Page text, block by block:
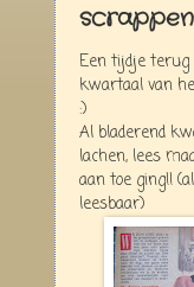
scrappen
Een tijdje terug
kwartaal van
:)
Al bladerend
lachen, lees
aan toe ging!!
leesbaar)